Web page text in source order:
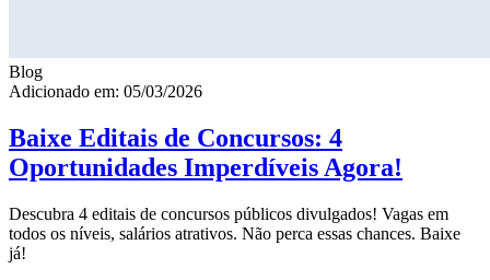
Blog
Adicionado em: 05/03/2026
Baixe Editais de Concursos: 4
Oportunidades Imperdíveis Agora!
Descubra 4 editais de concursos públicos divulgados! Vagas em
todos os níveis, salários atrativos. Não perca essas chances. Baixe
já!